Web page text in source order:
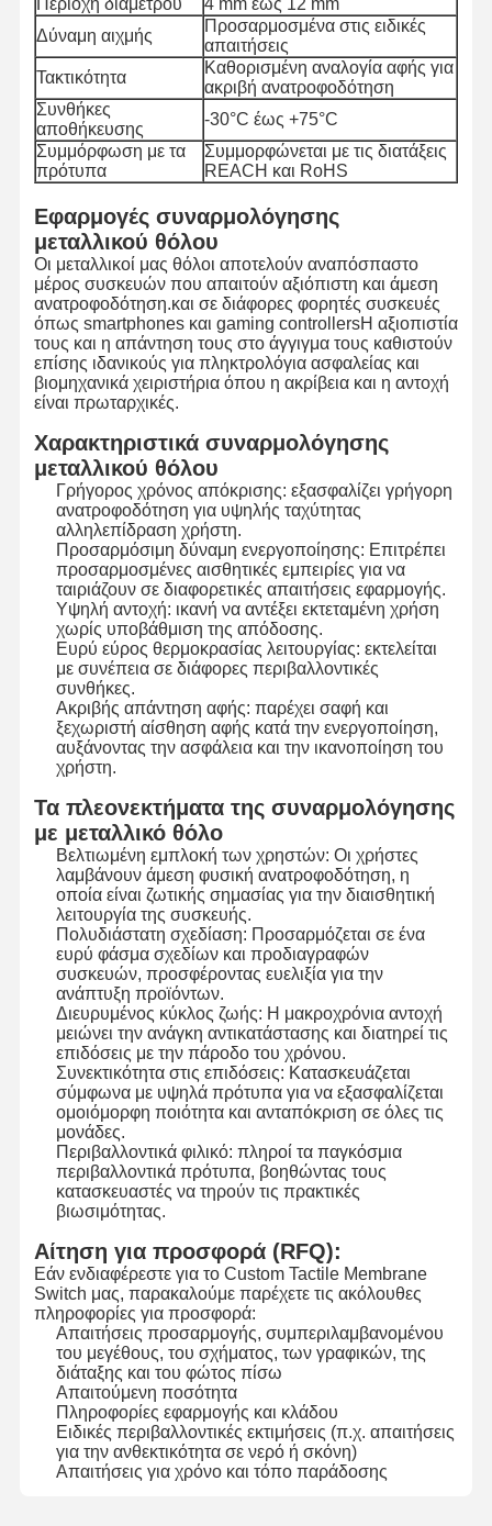
Εμάς
Επισκεψή
Εργοστασίου
Έλεγχος
Ποιότητας
Επικοινωνήσ
Τε Μαζί Μας
Ειδήσεις
Ζητήστε Μια
Προσφορά
Διακόπτης μεμβρανών συνήθειας
Βιομηχανικός διακόπτης μεμβρανών
Εύκαμπτος διακόπτης μεμβρανών
Διακόπτης μεμβρανών PCB
Διακόπτης μεμβρανών FPC
Διακόπτης μεμβρανών Backlight
Διακόπτης μεμβρανών αριθμητικών πληκτρολογίων
Διακόπτης επιτροπής μεμβρανών
Γραφικές επικαλύψεις
Κύκλοι PET
Φωτογραφία καθοδήγησης φωτός
Συγκρότηση μεταλλικού θόλου
Δακτυλίδια PMMA
Δύναμη αιχμής
Προσαρμοσμένα στις ειδικές
απαιτήσεις
Τακτικότητα
Καθορισμένη αναλογία αφής για
ακριβή ανατροφοδότηση
Συνθήκες
αποθήκευσης
-30°C έως +75°C
Συμμόρφωση με τα
πρότυπα
Συμμορφώνεται με τις διατάξεις
REACH και RoHS
Εφαρμογές συναρμολόγησης
μεταλλικού θόλου
Οι μεταλλικοί μας θόλοι αποτελούν αναπόσπαστο
μέρος συσκευών που απαιτούν αξιόπιστη και άμεση
ανατροφοδότηση.και σε διάφορες φορητές συσκευές
όπως smartphones και gaming controllersΗ αξιοπιστία
τους και η απάντηση τους στο άγγιγμα τους καθιστούν
επίσης ιδανικούς για πληκτρολόγια ασφαλείας και
βιομηχανικά χειριστήρια όπου η ακρίβεια και η αντοχή
είναι πρωταρχικές.
Χαρακτηριστικά συναρμολόγησης
μεταλλικού θόλου
Γρήγορος χρόνος απόκρισης: εξασφαλίζει γρήγορη
ανατροφοδότηση για υψηλής ταχύτητας
αλληλεπίδραση χρήστη.
Προσαρμόσιμη δύναμη ενεργοποίησης: Επιτρέπει
προσαρμοσμένες αισθητικές εμπειρίες για να
ταιριάζουν σε διαφορετικές απαιτήσεις εφαρμογής.
Υψηλή αντοχή: ικανή να αντέξει εκτεταμένη χρήση
χωρίς υποβάθμιση της απόδοσης.
Ευρύ εύρος θερμοκρασίας λειτουργίας: εκτελείται
με συνέπεια σε διάφορες περιβαλλοντικές
συνθήκες.
Ακριβής απάντηση αφής: παρέχει σαφή και
ξεχωριστή αίσθηση αφής κατά την ενεργοποίηση,
αυξάνοντας την ασφάλεια και την ικανοποίηση του
χρήστη.
Τα πλεονεκτήματα της συναρμολόγησης
με μεταλλικό θόλο
Βελτιωμένη εμπλοκή των χρηστών: Οι χρήστες
λαμβάνουν άμεση φυσική ανατροφοδότηση, η
οποία είναι ζωτικής σημασίας για την διαισθητική
λειτουργία της συσκευής.
Πολυδιάστατη σχεδίαση: Προσαρμόζεται σε ένα
ευρύ φάσμα σχεδίων και προδιαγραφών
συσκευών, προσφέροντας ευελιξία για την
ανάπτυξη προϊόντων.
Διευρυμένος κύκλος ζωής: Η μακροχρόνια αντοχή
μειώνει την ανάγκη αντικατάστασης και διατηρεί τις
επιδόσεις με την πάροδο του χρόνου.
Συνεκτικότητα στις επιδόσεις: Κατασκευάζεται
σύμφωνα με υψηλά πρότυπα για να εξασφαλίζεται
ομοιόμορφη ποιότητα και ανταπόκριση σε όλες τις
μονάδες.
Περιβαλλοντικά φιλικό: πληροί τα παγκόσμια
περιβαλλοντικά πρότυπα, βοηθώντας τους
κατασκευαστές να τηρούν τις πρακτικές
βιωσιμότητας.
Αίτηση για προσφορά (RFQ):
Εάν ενδιαφέρεστε για το Custom Tactile Membrane
Switch μας, παρακαλούμε παρέχετε τις ακόλουθες
πληροφορίες για προσφορά:
Απαιτήσεις προσαρμογής, συμπεριλαμβανομένου
του μεγέθους, του σχήματος, των γραφικών, της
διάταξης και του φώτος πίσω
Απαιτούμενη ποσότητα
Πληροφορίες εφαρμογής και κλάδου
Ειδικές περιβαλλοντικές εκτιμήσεις (π.χ. απαιτήσεις
για την ανθεκτικότητα σε νερό ή σκόνη)
Απαιτήσεις για χρόνο και τόπο παράδοσης